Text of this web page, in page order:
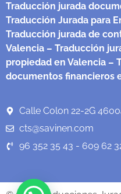
Traducción jurada
Traducción Jurada para
Traducción jurada de
Valencia – Traducción
propiedad en Valencia –
documentos financieros
Calle Colon 22-2G
cts@savinen.com
96 352 35 43 - 609 62